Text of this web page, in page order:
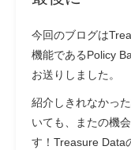
今回のブログは
機能であるPolicy
お送りしました。
紹介しきれなかっ
いても、またの機
す！Treasure Data